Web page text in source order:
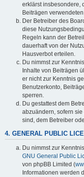
erklärst insbesondere,
Beiträgen
Der Betreiber des
diese
Regeln kann der
dauerhaft von der
Hausverbot erteilen.
Du nimmst zur
Inhalte von Beiträgen
er nicht zur Kenntnis
Benutzerkonto,
sperren.
Du gestattest dem
abzuändern, sofern
sind, dem Betreiber
4. GENERAL PUBLIC
Du nimmst zur
GNU General Public
von phpBB Limited (
Informationen werden